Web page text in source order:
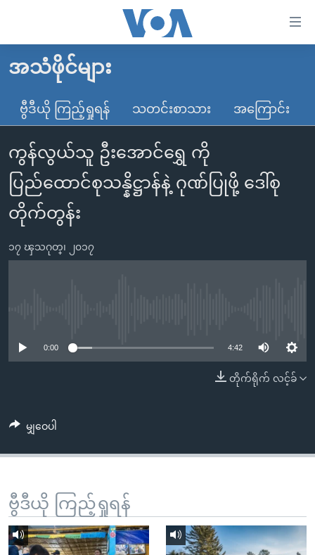
လွယ်ကူ
သည့်
များ
ပင်မ
အကြောင်းအရာ
ကျော်
ကြည့်
ရှာဖွေ
နေရာ
သို့
ကျော်
ရန်
မူလစာမျက်နှာ
မြန်မာ
ကမ္ဘာ့သတင်းများ
နိုင်ငံတကာ
အမေရိကန်
တရုတ်
အစ္စရေး-ပါလက်စတိုင်း
ဗွီဒီယို
သတင်းလွတ်လပ်ခွင့်
ရပ်ဝန်းတခု လမ်းတခု အလွန်
အင်္ဂလိပ်စာလေ့လာမယ်
အမေရိကန်သုံးအီဒီယံ
အပတ်စဉ်ကဏ္ဍများ
အသံဖိုင်များ
ဗွီဒီယို ကြည့်ရှုရန် သတင်းစာသား အကြောင်း
ကွန်လွယ်သူ ဦးအောင်ရွှေ ကို
ပြည်ထောင်စုသန္နိဋ္ဌာန်နဲ့ ဂုဏ်ပြုဖို့ ဒေါ်စု
တိုက်တွန်း
၁၇ ၾသဂုတ္၊ ၂၀၁၇
0:00 4:42
တိုက်ရိုက် လင့်ခ်
မျှဝေပါ
ဗွီဒီယို ကြည့်ရှုရန်